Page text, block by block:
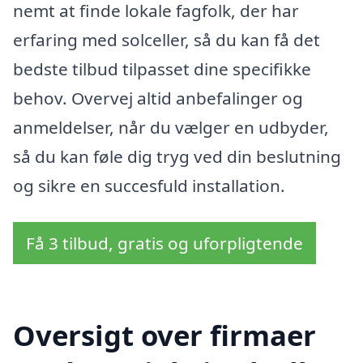
nemt at finde lokale fagfolk, der har
erfaring med solceller, så du kan få det
bedste tilbud tilpasset dine specifikke
behov. Overvej altid anbefalinger og
anmeldelser, når du vælger en udbyder,
så du kan føle dig tryg ved din beslutning
og sikre en succesfuld installation.
Få 3 tilbud, gratis og uforpligtende
Oversigt over firmaer